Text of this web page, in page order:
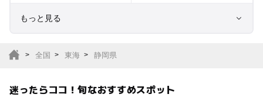
もっと見る
全国 東海 静岡県
迷ったらココ！旬なおすすめスポット